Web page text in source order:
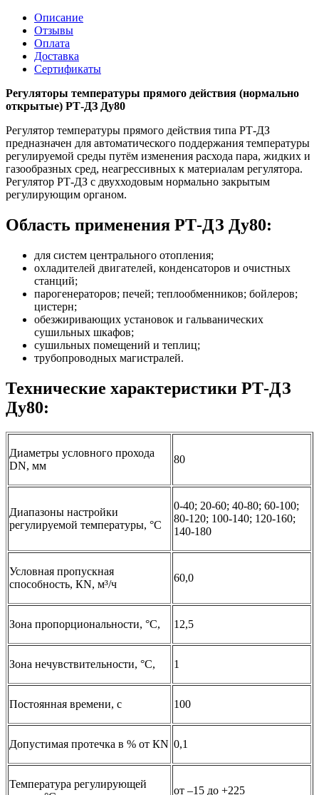
Описание
Отзывы
Оплата
Доставка
Сертификаты
Регуляторы температуры прямого действия (нормально
открытые) РТ-ДЗ Ду80
Регулятор температуры прямого действия типа РТ-ДЗ
предназначен для автоматического поддержания температуры
регулируемой среды путём изменения расхода пара, жидких и
газообразных сред, неагрессивных к материалам регулятора.
Регулятор РТ-ДЗ с двухходовым нормально закрытым
регулирующим органом.
Область применения РТ-ДЗ Ду80:
для систем центрального отопления;
охладителей двигателей, конденсаторов и очистных
станций;
парогенераторов; печей; теплообменников; бойлеров;
цистерн;
обезжиривающих установок и гальванических
сушильных шкафов;
сушильных помещений и теплиц;
трубопроводных магистралей.
Технические характеристики РТ-ДЗ
Ду80:
Диаметры условного прохода
DN, мм
80
Диапазоны настройки
регулируемой температуры, °C
0-40; 20-60; 40-80; 60-100;
80-120; 100-140; 120-160;
140-180
Условная пропускная
способность, КN, м³/ч
60,0
Зона пропорциональности, °C, 12,5
Зона нечувствительности, °C, 1
Постоянная времени, с 100
Допустимая протечка в % от КN 0,1
Температура регулирующей
от –15 до +225